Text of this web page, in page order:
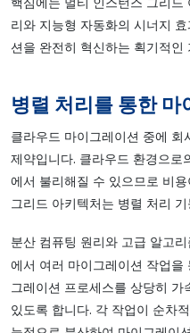
리와 지능형 자동화의 시너지
션을 완전히 혁신하는 획기적인
병렬 처리를 통한
클라우드 마이그레이션 중에
제약입니다. 클라우드 환경으
에서 불리해질 수 있으므로 비
그리드 아키텍처는 병렬 처리
분산 컴퓨팅 원리와 고급 알고
에서 여러 마이그레이션 작업
그레이션 프로세스를 상당히
있도록 합니다. 각 작업이 순차